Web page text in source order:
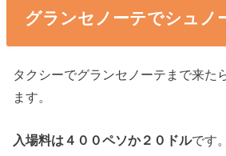
グランセノーテでシュノ
タクシーでグランセノーテまで来た
ます。
入場料は４００ペソか２０ドルです。